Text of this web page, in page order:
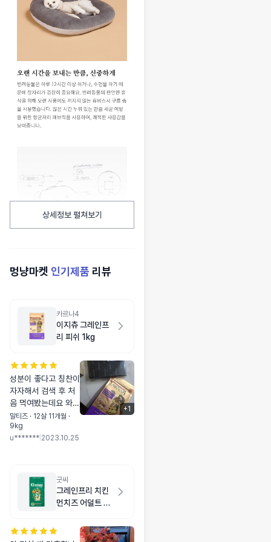
상세정보 펼쳐보기
멍냥마켓 인기제품 리뷰
카르나4
이지츄 그레인프
리 피쉬 1kg
성분이 좋다고 칭찬이
자자해서 검색 후 처
음 먹여봤는데요 와
정말 너무 좋아요.ㅠ
ㅠ 가격대가 조금 부
담스럽긴 하지만 정말
새가 나는지. 원래 생
선원료 사료는 냄새때
문에 먹이는게 고역이
구요. 다이어트 사료
말티즈 · 12살 11개월 ·
9kg
u******* 2023.10.25
+1
굿씨
그레인프리 치킨
먼치즈 어덜트 스